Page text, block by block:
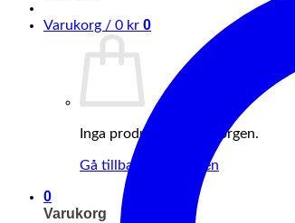
Varukorg / 0 kr 0
Inga produkter i varukorgen.
Gå tillbaka till butiken
0
Varukorg